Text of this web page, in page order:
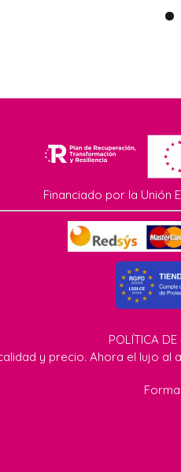
Financiado por la Unión
POLÍTICA
y precio. Ahora el lujo al